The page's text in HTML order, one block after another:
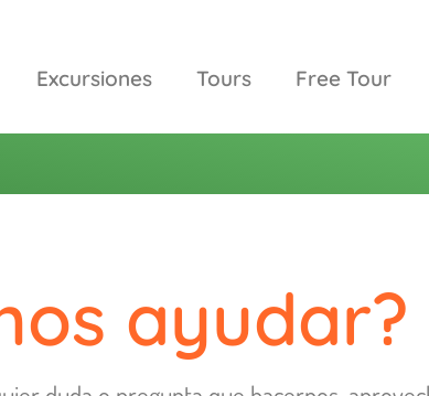
Excursiones Tours Free Tour
ayudar?